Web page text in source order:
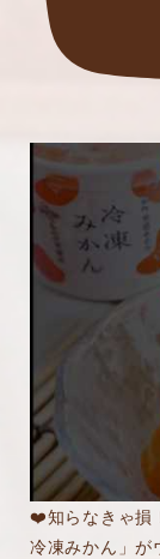
❤️知らなきゃ損
冷凍みかん」が